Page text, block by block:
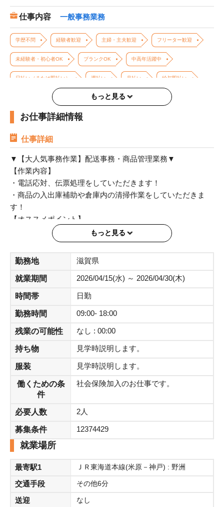
仕事内容 一般事務業務
学歴不問 経験者歓迎 主婦・主夫歓迎 フリーター歓迎
未経験者・初心者OK ブランクOK 中高年活躍中
日払い（または即払い） 週払い 月払い 給与即払い
週4日以上OK 平日のみOK（土日祝休み）
長期歓迎 バイク・車通勤OK
ロッカー利用有
もっと見る
お仕事詳細情報
仕事詳細
▼【大人気事務作業】配送事務・商品管理業務▼
【作業内容】
・電話応対、伝票処理をしていただきます！
・商品の入出庫補助や倉庫内の清掃作業をしていただきま
す！
【オススメポイント】
・簡単なPC作業になるので安心！
【時間】8:20～21:20の間で実働6～8時間 休憩：60分
【時給】1350円
【交通費】実費支給
【勤務】月～日 週4～5日
【場所】滋賀県野洲市妙光寺
【通勤】車・バイク通勤OK
もっと見る
勤務地 滋賀県
就業期間 2026/04/15(水) ～ 2026/04/30(木)
時間帯 日勤
勤務時間 09:00- 18:00
残業の可能性 なし : 00:00
持ち物 見学時説明します。
服装 見学時説明します。
働くための条
件
社会保険加入のお仕事です。
必要人数 2人
募集条件 12374429
就業場所
最寄駅1 ＪＲ東海道本線(米原－神戸) : 野洲
交通手段 その他6分
送迎 なし